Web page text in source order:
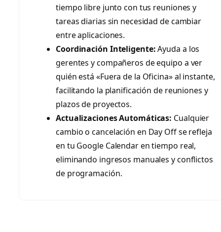
tiempo libre junto con tus reuniones y
tareas diarias sin necesidad de cambiar
entre aplicaciones.
Coordinación Inteligente:Ayuda a los
gerentes y compañeros de equipo a ver
quién está «Fuera de la Oficina» al instante,
facilitando la planificación de reuniones y
plazos de proyectos.
Actualizaciones Automáticas: Cualquier
cambio o cancelación en Day Off se refleja
en tu Google Calendar en tiempo real,
eliminando ingresos manuales y conflictos
de programación.